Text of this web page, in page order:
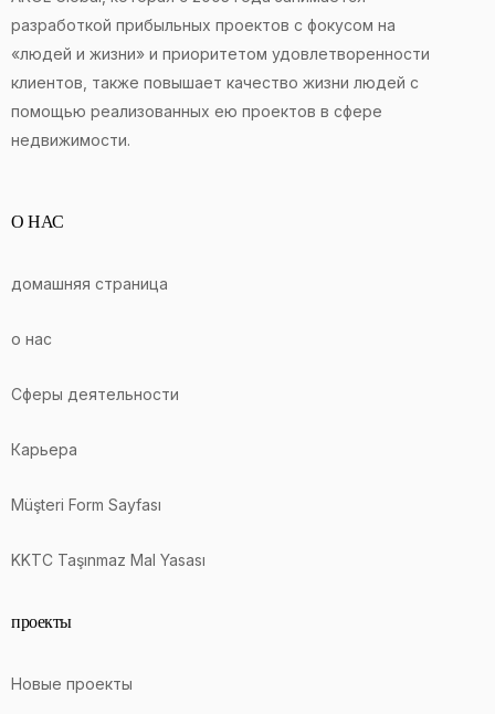
разработкой прибыльных проектов с фокусом на
«людей и жизни» и приоритетом удовлетворенности
клиентов, также повышает качество жизни людей с
помощью реализованных ею проектов в сфере
недвижимости.
О НАС
домашняя страница
о нас
Сферы деятельности
Карьера
Müşteri Form Sayfası
KKTC Taşınmaz Mal Yasası
проекты
Новые проекты